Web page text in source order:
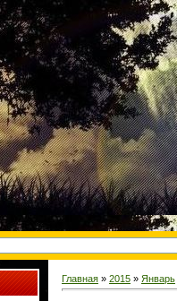
Главная » 2015 » Январь